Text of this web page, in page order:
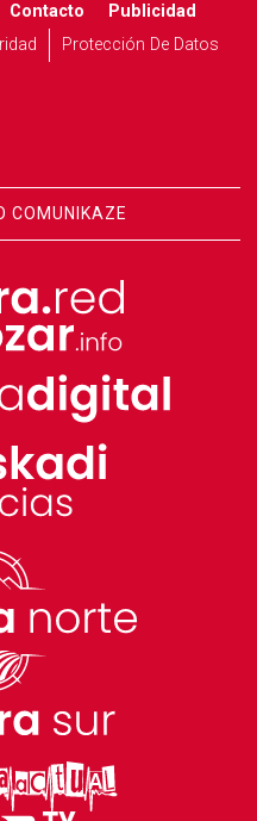
Contacto
Publicidad
Protección De Datos
COMUNIKAZE